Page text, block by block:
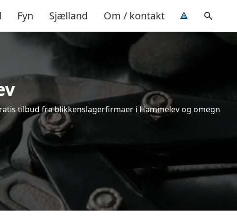
Fyn Sjælland Om / kontakt
tilbud fra blikkenslagerfirmaer i Hammelev og omegn